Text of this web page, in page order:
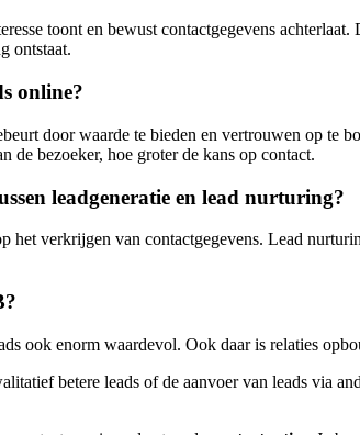
toont en bewust contactgegevens
ontstaat.
online?
door waarde te bieden en vertrouwen op te
de bezoeker, hoe groter de kans op contact.
leadgeneratie en lead nurturing?
het verkrijgen van contactgegevens. Lead
ook enorm waardevol. Ook daar is relaties
betere leads of de aanvoer van leads via